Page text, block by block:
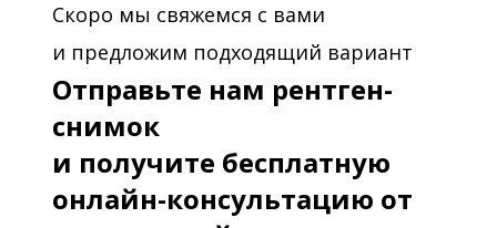
Скоро мы свяжемся с вами
и предложим подходящий вариант
Отправьте нам рентген-
снимок
и получите бесплатную
онлайн-консультацию от